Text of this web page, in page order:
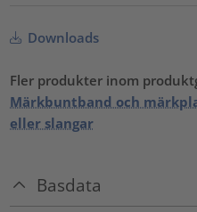
Downloads
Fler produkter inom
Märkbuntband och
eller slangar
Basdata